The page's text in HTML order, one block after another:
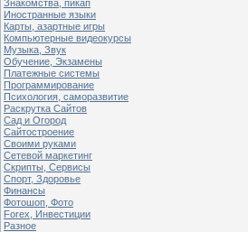
Знакомства, пикап
Иностранные языки
Карты, азартные игры
Компьютерные видеокурсы
Музыка, Звук
Обучение, Экзамены
Платежные системы
Программирование
Психология, саморазвитие
Раскрутка Сайтов
Cад и Огород
Сайтостроение
Своими руками
Сетевой маркетинг
Скрипты, Сервисы
Спорт, Здоровье
Финансы
Фотошоп, Фото
Forex, Инвестиции
Разное